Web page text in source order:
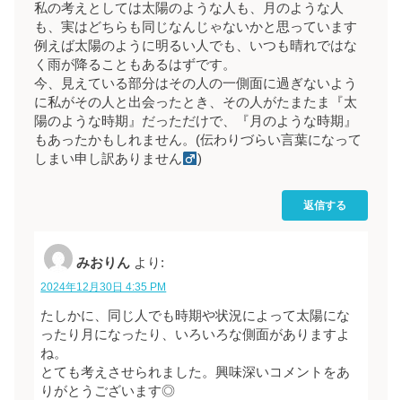
私の考えとしては太陽のような人も、月のような人
も、実はどちらも同じなんじゃないかと思っています
例えば太陽のように明るい人でも、いつも晴れではな
く雨が降ることもあるはずです。
今、見えている部分はその人の一側面に過ぎないよう
に私がその人と出会ったとき、その人がたまたま『太
陽のような時期』だっただけで、『月のような時期』
もあったかもしれません。(伝わりづらい言葉になって
しまい申し訳ありません‍
)
返信する
みおりん より:
2024年12月30日 4:35 PM
たしかに、同じ人でも時期や状況によって太陽にな
ったり月になったり、いろいろな側面がありますよ
ね。
とても考えさせられました。興味深いコメントをあ
りがとうございます◎